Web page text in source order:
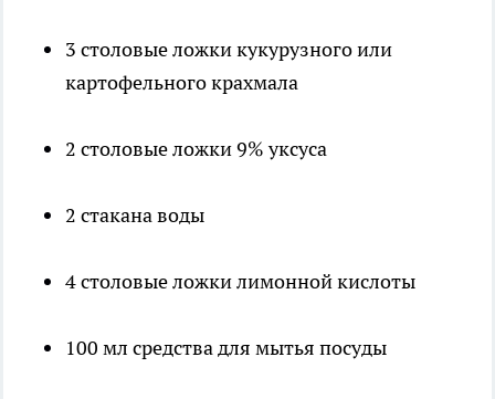
3 столовые ложки кукурузного или
картофельного крахмала
2 столовые ложки 9% уксуса
2 стакана воды
4 столовые ложки лимонной кислоты
100 мл средства для мытья посуды